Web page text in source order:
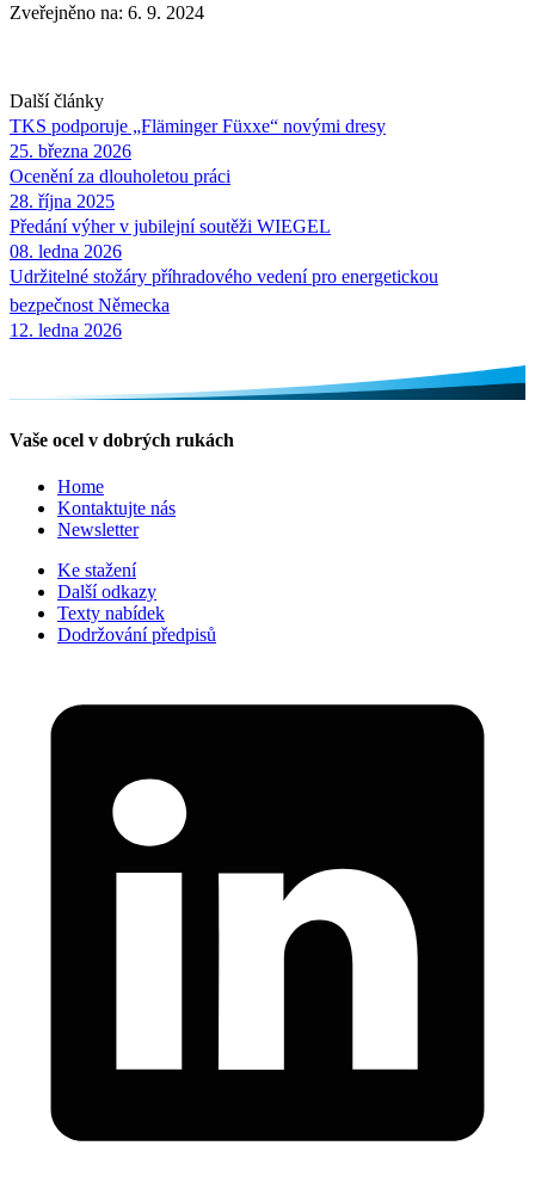
Zveřejněno na: 6. 9. 2024
Další články
TKS podporuje „Fläminger Füxxe“ novými dresy
25. března 2026
Ocenění za dlouholetou práci
28. října 2025
Předání výher v jubilejní soutěži WIEGEL
08. ledna 2026
Udržitelné stožáry příhradového vedení pro energetickou
bezpečnost Německa
12. ledna 2026
Vaše ocel v dobrých rukách
Home
Kontaktujte nás
Newsletter
Ke stažení
Další odkazy
Texty nabídek
Dodržování předpisů